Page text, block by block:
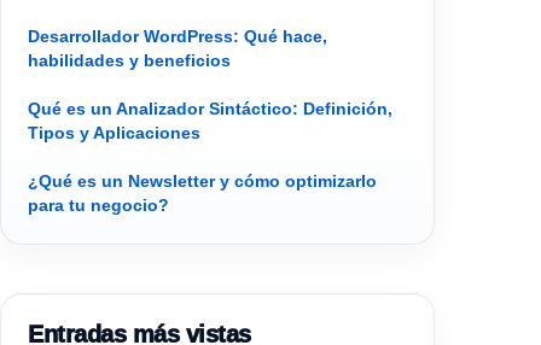
Desarrollador WordPress: Qué hace,
habilidades y beneficios
Qué es un Analizador Sintáctico: Definición,
Tipos y Aplicaciones
¿Qué es un Newsletter y cómo optimizarlo
para tu negocio?
Entradas más vistas